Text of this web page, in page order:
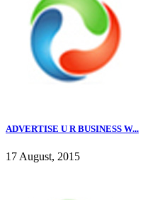
ADVERTISE U R BUSINESS W...
17 August, 2015